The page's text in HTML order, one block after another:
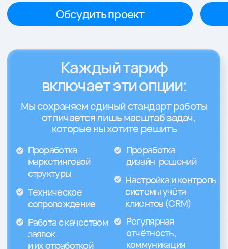
Я согласен сполитикой конфиденциальности
и даю своё согласие на обработку
персональных данных
ИП Миличенко Евгений Геннадьевич
ИНН 543315860406
г. Краснодар ул. Северная, д. 291
info@moloko.team
Политика конфиденциальности
Стать партнером
Telegram